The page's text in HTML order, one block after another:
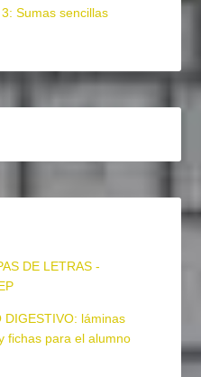
Sumas sencillas
DE LETRAS -
DIGESTIVO: láminas
fichas para el alumno